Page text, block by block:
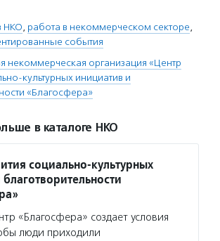
НКО, работа в некоммерческом секторе,
события
некоммерческая организация «Центр
культурных инициатив и
«Благосфера»
в каталоге НКО
социально-культурных
«Благосфера» создает условия
люди приходили